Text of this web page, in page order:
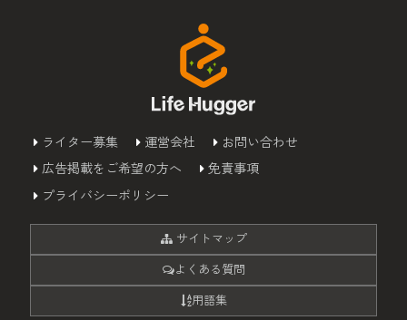
ライター募集 運営会社
お問い合わせ
広告掲載をご希望の方へ
免責事項
プライバシーポリシー
サイトマップ
よくある質問
用語集